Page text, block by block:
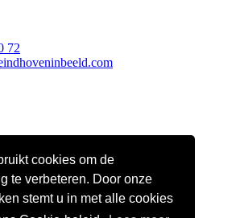
cookies om de
te verbeteren. Door onze
stemt u in met alle cookies
72